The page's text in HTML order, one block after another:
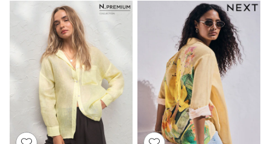
Shorts
Shirts
Polo Shirts
Sweatshirts & Jumpers
Coats & Jackets
Underwear
Socks
Multipacks
All Boys Sport & Swimwear
Trainers & Pumps
Swimwear
Tops